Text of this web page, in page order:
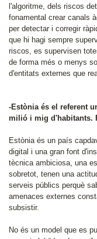
l'algoritme, dels riscos
fonamental crear canals
per detectar i corregir
que hi hagi sempre
riscos, es supervisen
de forma més o menys
d'entitats externes que
-Estònia és el referent
milió i mig d'habitants.
Estònia és un país
digital i una gran font
tècnica ambiciosa, una
sobretot, tenen una
serveis públics perquè
amenaces externes
subsistir.
No és un model que es